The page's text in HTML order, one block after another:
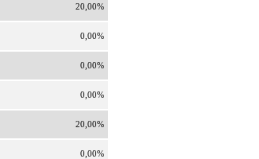
20,00%
0,00%
0,00%
0,00%
20,00%
0,00%